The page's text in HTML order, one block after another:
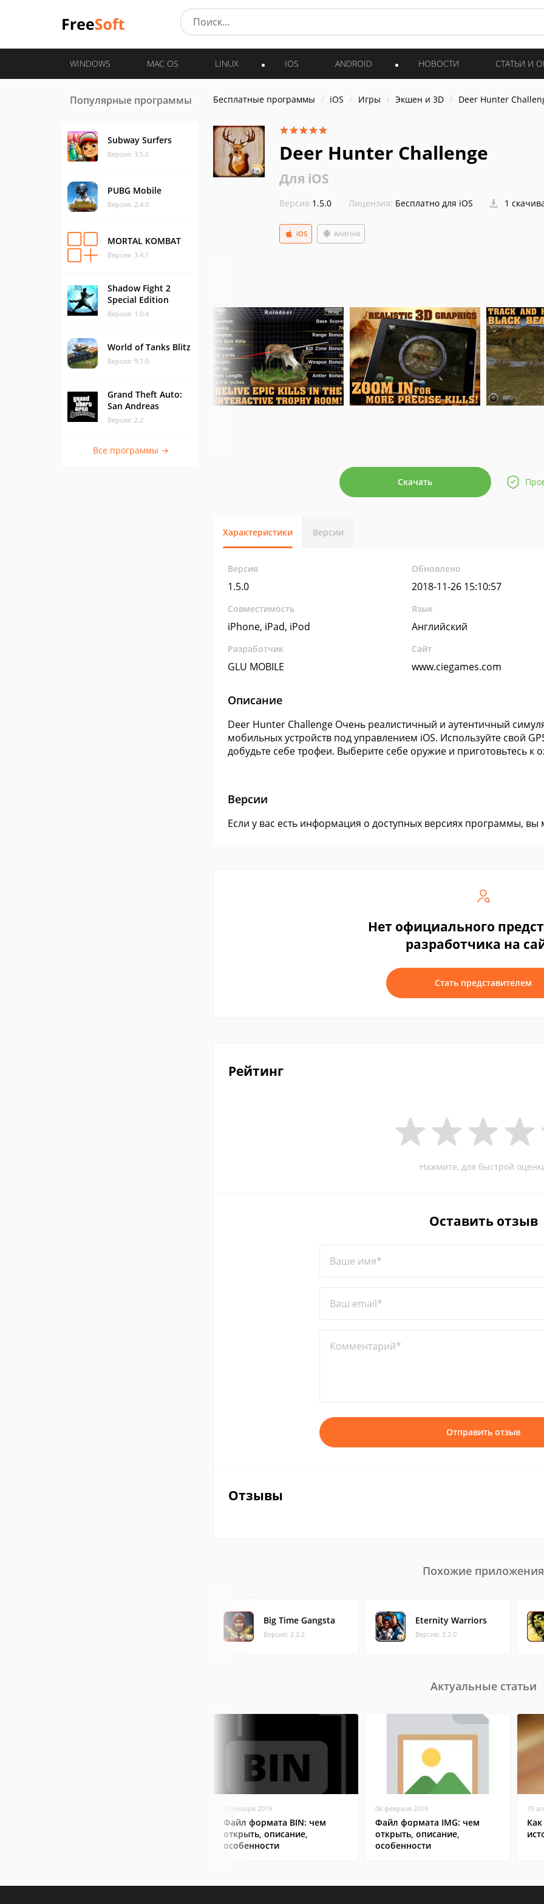
WINDOWS MAC OS LINUX IOS ANDROID НОВОСТИ СТАТЬИ И
Популярные программы
Subway Surfers
Версия: 3.5.0
PUBG Mobile
Версия: 2.4.0
MORTAL KOMBAT
Версия: 3.4.1
Shadow Fight 2
Special Edition
Версия: 1.0.4
World of Tanks Blitz
Версия: 9.7.0
Grand Theft Auto:
San Andreas
Версия: 2.2
Все программы →
Бесплатные программы iOS Игры Экшен и 3D Deer Hunter
Deer Hunter Challenge
Для iOS
Версия:1.5.0 Лицензия: Бесплатно для iOS 1
Android
iOS
Скачать
Характеристики Версии
Версия
1.5.0
Обновлено
2018-11-26 15:10:57
Совместимость
iPhone, iPad, iPod
Язык
Английский
Разработчик
GLU MOBILE
Сайт
www.ciegames.com
Описание
Deer Hunter Challenge Очень реалистичный и аутентичный
мобильных устройств под управлением iOS. Используйте свой
добудьте себе трофеи. Выберите себе оружие и приготовьтесь к
Версии
Если у вас есть информация о доступных версиях программы,
Нет официального
разработчика на
Стать представителем
Рейтинг
Нажмите, для быстрой
Оставить отзыв
Ваше имя*
Ваш email*
Комментарий*
Отправить отзыв
Отзывы
Похожие приложения
Big Time Gangsta
Версия: 2.2.2
Eternity Warriors
Версия: 2.2.0
Актуальные статьи
30 января 2019
Файл формата BIN: чем
открыть, описание,
особенности
06 февраля 2019
Файл формата IMG: чем
открыть, описание,
особенности
15